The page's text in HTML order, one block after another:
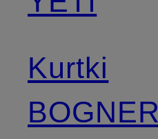
Kurtki
BOGNER